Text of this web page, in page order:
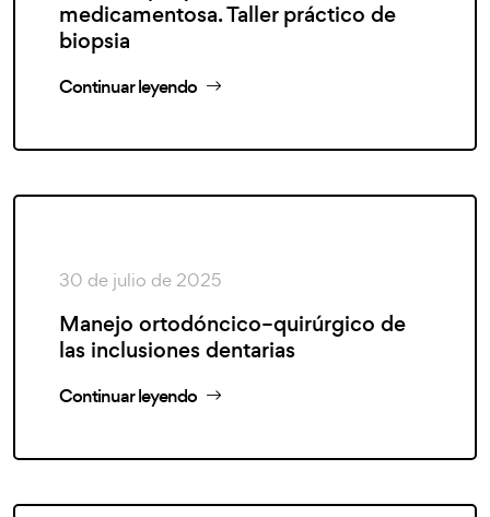
medicamentosa. Taller práctico de
biopsia
Continuar leyendo
30 de julio de 2025
Manejo ortodóncico–quirúrgico de
las inclusiones dentarias
Continuar leyendo